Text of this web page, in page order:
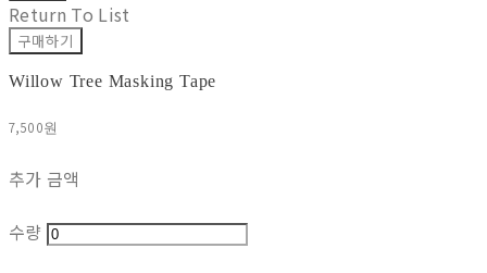
Return To List
구매하기
Willow Tree Masking Tape
7,500원
추가 금액
수량